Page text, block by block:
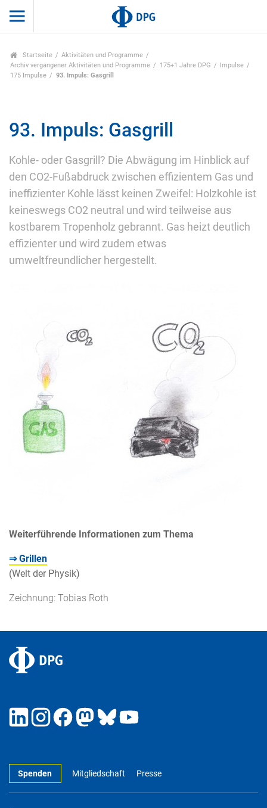
Startseite
Aktivitäten und Programme
Archiv vergangener Aktivitäten und Programme
175+1 Jahre DPG
Impulse
175 Impulse
93. Impuls: Gasgrill
93. Impuls: Gasgrill
Kohle- oder Gasgrill? Die Abwägung im Hinblick auf
den CO2-Fußabdruck zwischen effizientem Gas und
ineffizienter Kohle lässt keinen Zweifel: Holzkohle ist
keineswegs CO2 neutral und wird teilweise aus
kostbarem Tropenholz gebrannt. Gas heizt deutlich
effizienter und wird zudem etwas
umweltfreundlicher hergestellt.
Weiterführende Informationen zum Thema
⇒ Grillen
(Welt der Physik)
Zeichnung: Tobias Roth
Spenden Mitgliedschaft Presse